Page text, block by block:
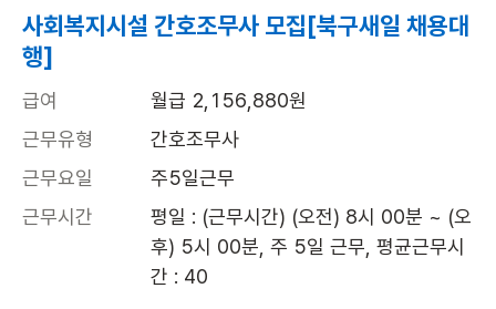
사회복지시설 간호조무사 모집[북구새일 채용대
행]
급여
월급 2,156,880원
근무유형
간호조무사
근무요일
주5일근무
근무시간
평일 : (근무시간) (오전) 8시 00분 ~ (오
후) 5시 00분, 주 5일 근무, 평균근무시
간 : 40